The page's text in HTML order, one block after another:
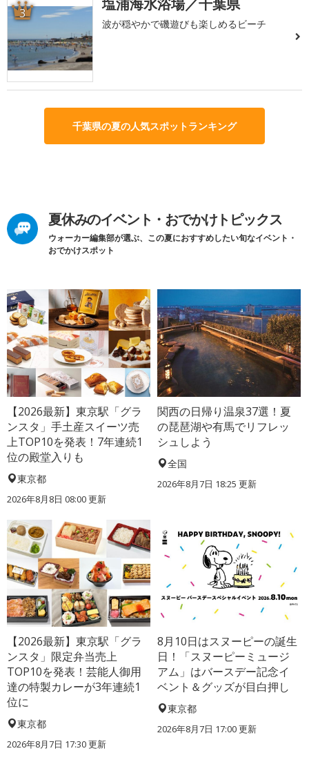
3
波が穏やかで磯遊びも楽しめるビーチ
千葉県の夏の人気スポットランキング
夏休みのイベント・おでかけトピックス
ウォーカー編集部が選ぶ、この夏におすすめしたい旬なイベント・
おでかけスポット
【2026最新】東京駅「グラ
ンスタ」手土産スイーツ売
上TOP10を発表！7年連続1
位の殿堂入りも
東京都
2026年8月8日 08:00更新
関西の日帰り温泉37選！夏
の琵琶湖や有馬でリフレッ
シュしよう
全国
2026年8月7日 18:25 更新
【2026最新】東京駅「グラ
ンスタ」限定弁当売上
TOP10を発表！芸能人御用
達の特製カレーが3年連続1
位に
東京都
2026年8月7日 17:30更新
8月10日はスヌーピーの誕生
日！「スヌーピーミュージ
アム」はバースデー記念イ
ベント＆グッズが目白押し
東京都
2026年8月7日 17:00更新